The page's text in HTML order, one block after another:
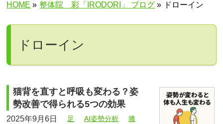
HOME » 整体院 彩「IRODORI」 ブログ » ドローイン
ドローイン
猫背を直すと呼吸も変わる？姿
勢改善で得られる5つの効果
2025年9月6日 足 AI姿勢分析
膝